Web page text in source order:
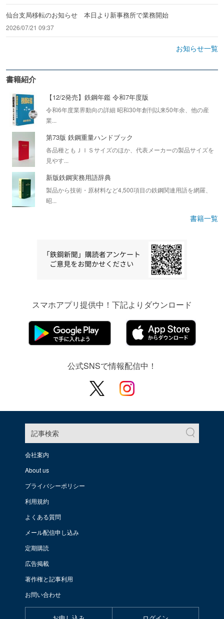
仙台支局移転のお知らせ 本日より新事務所で業務開始
2026/07/21 09:37
お知らせ一覧
書籍紹介
【12/2発売】鉄鋼年鑑 令和7年度版
令和6年度業界動向の詳細 昭和30年創刊以来50年余、他の産
業...
第73版 鉄鋼重量ハンドブック
各品種ともＪＩＳサイズのほか、代表メーカーの製品サイズを
見やす...
新版鉄鋼実務用語辞典
製品から技術・原材料など4,500項目の鉄鋼関連用語を網羅、
昭...
書籍一覧
スマホアプリ提供中！下記よりダウンロード
公式SNSで情報配信中！
記事検索
会社案内
About us
プライバシーポリシー
利用規約
よくある質問
メール配信申し込み
定期購読
広告掲載
著作権と記事利用
お問い合わせ